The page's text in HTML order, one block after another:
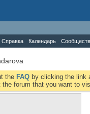
Справка Календарь
the FAQ by clicking the link
forum that you want to